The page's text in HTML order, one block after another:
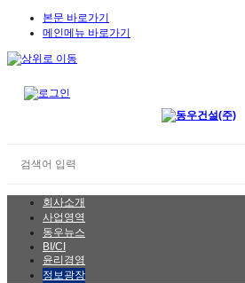
본문 바로가기
메인메뉴 바로가기
회사소개
사업영역
동우뉴스
BI/CI
윤리경영
정보광장